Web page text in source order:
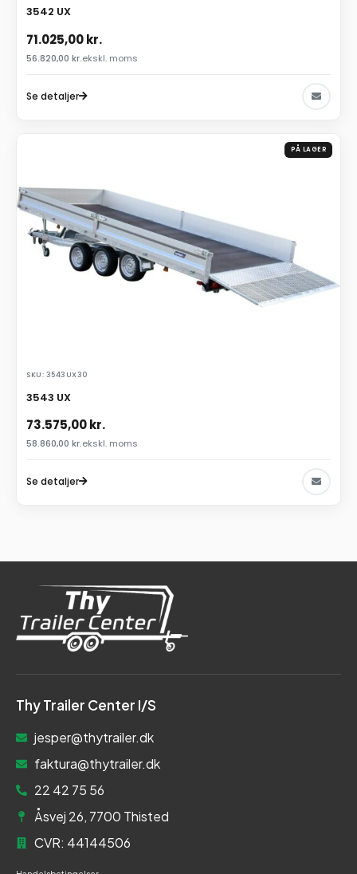
3542 UX
71.025,00kr.
56.820,00 kr.ekskl. moms
Se detaljer
PÅ LAGER
SKU: 3543UX30
3543 UX
73.575,00kr.
58.860,00 kr.ekskl. moms
Se detaljer
Thy Trailer Center I/S
jesper@thytrailer.dk
faktura@thytrailer.dk
22 42 75 56
Åsvej 26, 7700 Thisted
CVR: 44144506